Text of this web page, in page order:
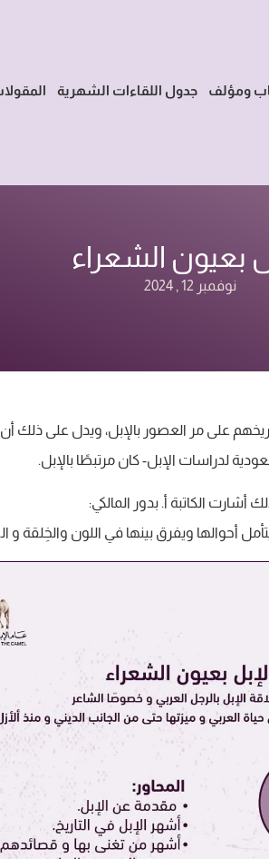
ومؤلف جدول اللقاءات الشهرية
بعيون الشعراء
نوفمبر 12 , 2024
على مر العصور بالإبل، ويدل على
لدراسات الإبل- كان مرتبطًا بالإبل.
أشارت الكاتبة أ. بدور المالكي:
أحوالها ويفرق بينها في اللون والخِلقة